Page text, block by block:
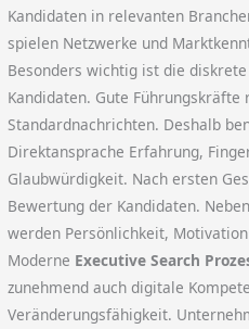
Kandidaten in relevanten
spielen Netzwerke und
Besonders wichtig ist die
Kandidaten. Gute
Standardnachrichten. Deshalb
Direktansprache Erfahrung,
Glaubwürdigkeit. Nach ersten
Bewertung der Kandidaten.
werden Persönlichkeit,
Moderne Executive Search
zunehmend auch digitale
Veränderungsfähigkeit.